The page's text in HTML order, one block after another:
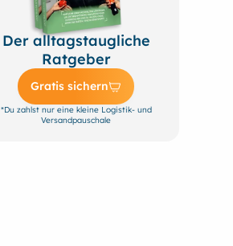
Der alltagstaugliche
Ratgeber
Gratis sichern
*Du zahlst nur eine kleine Logistik- und
Versandpauschale